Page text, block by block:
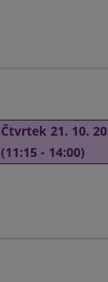
Čtvrtek 21. 10.
(11:15 - 14:00)